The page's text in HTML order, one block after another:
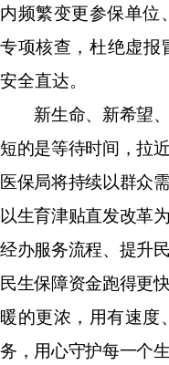
内频繁变更参保单位
专项核查，杜绝虚报
安全直达。
新生命、新希望
短的是等待时间，拉
医保局将持续以群众
以生育津贴直发改革
经办服务流程、提升
民生保障资金跑得更
暖的更浓，用有速度
务，用心守护每一个